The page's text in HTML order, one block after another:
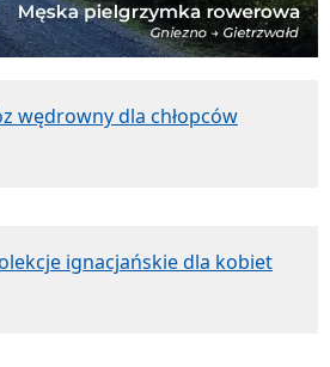
wędrowny dla chłopców
ignacjańskie dla kobiet